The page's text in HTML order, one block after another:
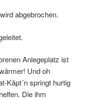
abgebrochen.
Anlegeplatz ist
Und oh
Käpt´n springt hurtig
Die ihm